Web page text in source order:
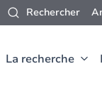
Rechercher
La recherche